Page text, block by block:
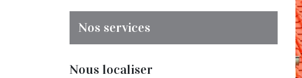
Nos services
Nous localiser